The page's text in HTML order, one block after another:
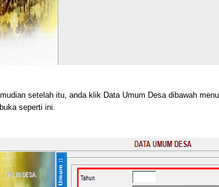
setelah itu, anda klik Data Umum Desa dibawah
seperti ini.